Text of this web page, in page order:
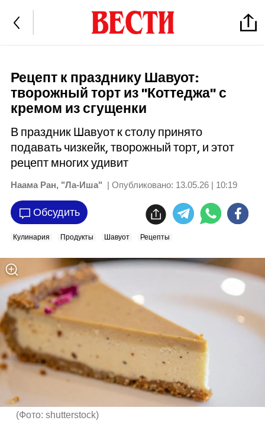
Рецепт к празднику Шавуот:
творожный торт из "Коттеджа" с
кремом из сгущенки
В праздник Шавуот к столу принято
подавать чизкейк, творожный торт, и этот
рецепт многих удивит
Наама Ран, "Ла-Иша" | Опубликовано: 13.05.26 | 10:19
Обсудить
Кулинария Продукты Шавуот Рецепты
(Фото: shutterstock)